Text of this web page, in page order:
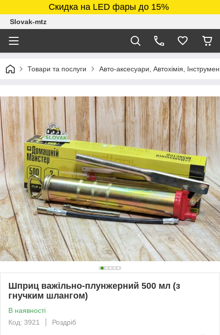
Скидка на LED фары до 15%
Slovak-mtz
Товари та послуги Авто-аксесуари, Автохімія,
Шприц важільно-плунжерний 500 мл (з
гнучким шлангом)
В наявності
Код: 3921
Роздріб